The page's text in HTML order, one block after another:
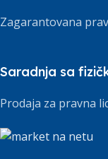
Zagarantovana
Saradnja sa
Prodaja za pravna